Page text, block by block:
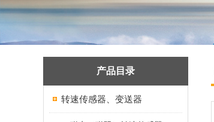
产品目录
转速传感器、变送器